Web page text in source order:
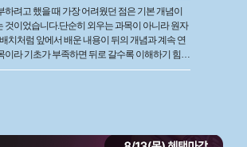
하려고 했을 때 가장 어려웠던 점은 기본 개념이
것이었습니다.단순히 외우는 과목이 아니라 원자
치처럼 앞에서 배운 내용이 뒤의 개념과 계속 연
이라 기초가 부족하면 뒤로 갈수록 이해하기 힘들
다. 그래서 기초부터 다시 잡기 위해 노베이스 기
정으로 연결되는지를 설명해줘서 암기보다는 이